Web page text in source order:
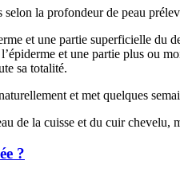
selon la profondeur de peau
et une partie superficielle du
et une partie plus ou
sa totalité.
et met quelques
de la cuisse et du cuir chevelu,
?